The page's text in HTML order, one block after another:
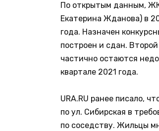
По открытым данным,
Екатерина Жданова) в
года. Назначен
построен и сдан.
частично остаются
квартале 2021 года.
URA.RU ранее писало,
по ул. Сибирская в
по соседству. Жильцы